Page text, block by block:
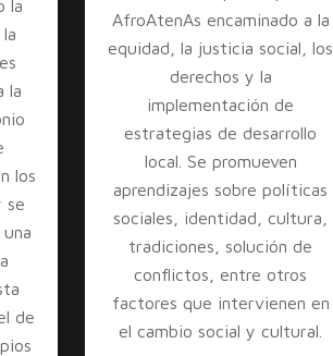
la
la
los
se
de
AfroAtenAs encaminado a la
equidad, la justicia social, los
derechos y la
implementación de
estrategias de desarrollo
local. Se promueven
aprendizajes sobre políticas
sociales, identidad, cultura,
tradiciones, solución de
conflictos, entre otros
factores que intervienen en
el cambio social y cultural.